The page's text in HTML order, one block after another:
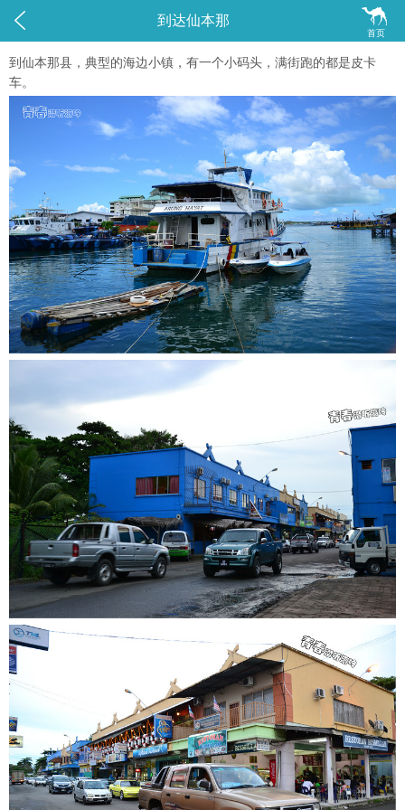
 
首页
到达仙本那
到仙本那县，典型的海边小镇，有一个小码头，满街跑的都是皮卡
车。